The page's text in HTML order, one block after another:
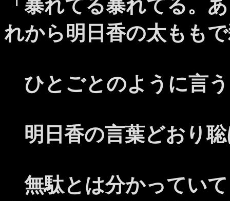
「暴れてる暴れてる。
れから明日香の太もも
ひとごとのように言
明日香の言葉どおり
無駄とは分かってい